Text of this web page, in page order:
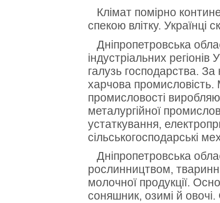
Клімат помірно
спекою влітку. Українці
Дніпропетровська
індустріальних регіонів
галузь господарства. За
харчова промисловість.
промисловості
металургійної
устаткування,
сільськогосподарські
Дніпропетровська
рослинництвом,
молочної продукції.
соняшник, озимі й овочі.